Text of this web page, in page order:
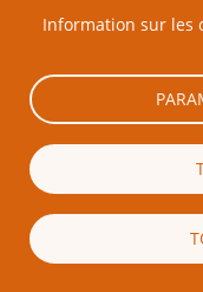
thème ducontrôle de
Note
Information sur les